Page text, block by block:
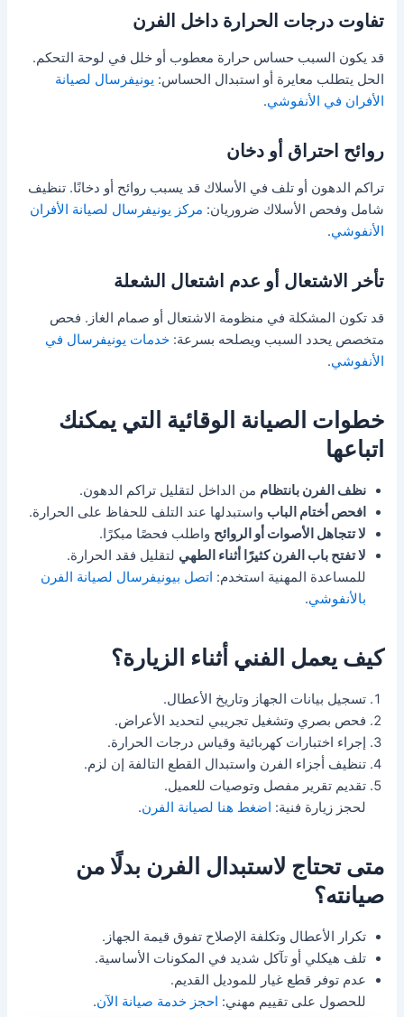
تفاوت درجات الحرارة داخل الفرن
قد يكون السبب حساس حرارة معطوب أو خلل في لوحة التحكم.
الحل يتطلب معايرة أو استبدال الحساس: يونيفرسال لصيانة
الأفران في الأنفوشي.
روائح احتراق أو دخان
تراكم الدهون أو تلف في الأسلاك قد يسبب روائح أو دخانًا. تنظيف
شامل وفحص الأسلاك ضروريان: مركز يونيفرسال لصيانة الأفران
الأنفوشي.
تأخر الاشتعال أو عدم اشتعال الشعلة
قد تكون المشكلة في منظومة الاشتعال أو صمام الغاز. فحص
متخصص يحدد السبب ويصلحه بسرعة:خدمات يونيفرسال في
الأنفوشي.
خطوات الصيانة الوقائية التي يمكنك
اتباعها
نظف الفرن بانتظام من الداخل لتقليل تراكم الدهون.
افحص أختام الباب واستبدلها عند التلف للحفاظ على الحرارة.
لا تتجاهل الأصوات أو الروائح واطلب فحصًا مبكرًا.
لا تفتح باب الفرن كثيرًا أثناء الطهي لتقليل فقد الحرارة.
للمساعدة المهنية استخدم: اتصل بيونيفرسال لصيانة الفرن
بالأنفوشي.
كيف يعمل الفني أثناء الزيارة؟
تسجيل بيانات الجهاز وتاريخ الأعطال.
فحص بصري وتشغيل تجريبي لتحديد الأعراض.
إجراء اختبارات كهربائية وقياس درجات الحرارة.
تنظيف أجزاء الفرن واستبدال القطع التالفة إن لزم.
تقديم تقرير مفصل وتوصيات للعميل.
لحجز زيارة فنية: اضغط هنا لصيانة الفرن.
متى تحتاج لاستبدال الفرن بدلًا من
صيانته؟
تكرار الأعطال وتكلفة الإصلاح تفوق قيمة الجهاز.
تلف هيكلي أو تآكل شديد في المكونات الأساسية.
عدم توفر قطع غيار للموديل القديم.
للحصول على تقييم مهني: احجز خدمة صيانة الآن.